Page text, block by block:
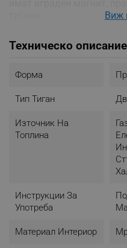
излизането на миризма и
готвене. Освен това ще
пърженето и
дренажния отвор за
Виж
Техническо описание
Форма
Тип Тиган
Източник На
Топлина
Инструкции За
Употреба
Материал Интериор